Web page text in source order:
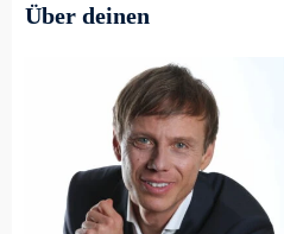
Über deinen